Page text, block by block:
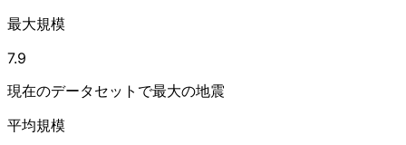
最大規模
7.9
現在のデータセットで最大の地震
平均規模